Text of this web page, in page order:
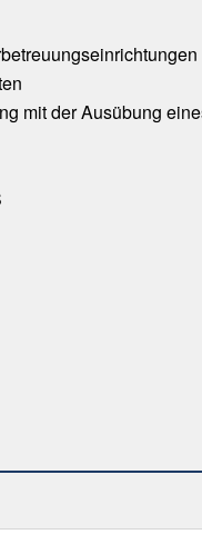
mit der Ausübung